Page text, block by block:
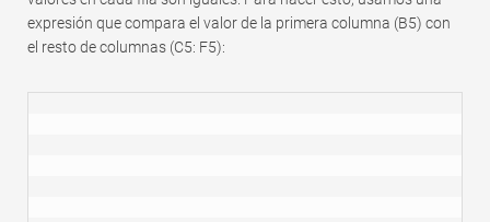
expresión que compara el valor de la primera columna (B5) con
el resto de columnas (C5: F5):